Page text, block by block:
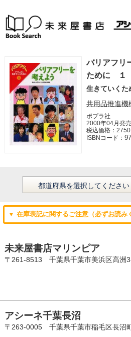
バリアフリ
ために １
生きていくた
共用品推進機
ポプラ社
2000年04月発売
税込価格：
ISBNコード：
▼ 在庫表記に関するご注意（必ずお読み
未来屋書店マリンピア
〒261-8513 千葉県千葉市美浜区高洲
アシーネ千葉長沼
〒263-0005 千葉県千葉市稲毛区長沼